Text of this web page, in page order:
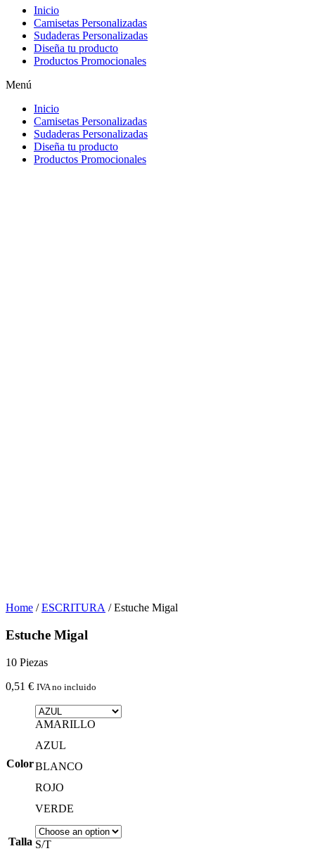
Inicio
Camisetas Personalizadas
Sudaderas Personalizadas
Diseña tu producto
Productos Promocionales
Menú
Inicio
Camisetas Personalizadas
Sudaderas Personalizadas
Diseña tu producto
Productos Promocionales
Home /ESCRITURA / Estuche Migal
Estuche Migal
10 Piezas
0,51 € IVA no incluido
Color
AMARILLO
AZUL
BLANCO
ROJO
VERDE
Talla S/T